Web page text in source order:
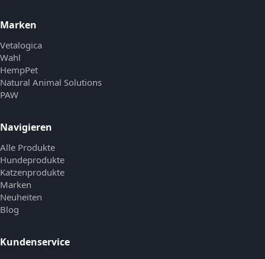
Marken
Vetalogica
Wahl
HempPet
Natural Animal Solutions
PAW
Navigieren
Alle Produkte
Hundeprodukte
Katzenprodukte
Marken
Neuheiten
Blog
Kundenservice